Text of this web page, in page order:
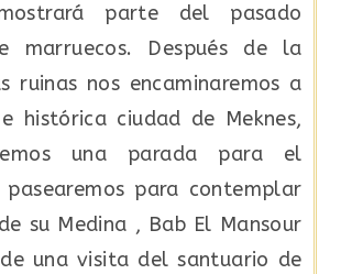
parte del pasado
marruecos. Después de la
ruinas nos encaminaremos a
histórica ciudad de Meknes,
una parada para el
para contemplar
su Medina , Bab El Mansour
una visita del santuario de